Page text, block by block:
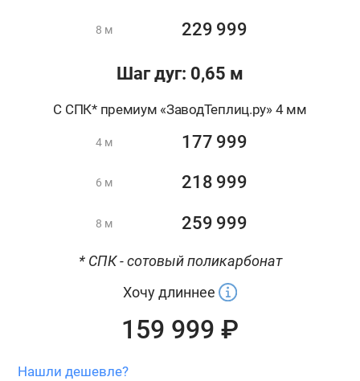
8 м 229 999
Шаг дуг: 0,65 м
С СПК* премиум «ЗаводТеплиц.ру» 4 мм
4 м 177 999
6 м 218 999
8 м 259 999
* СПК - сотовый поликарбонат
Хочу длиннее
Нашли дешевле?
159 999 ₽